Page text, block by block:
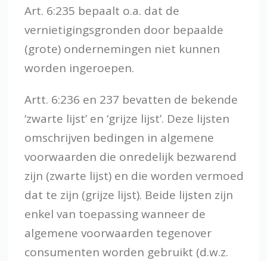
Art. 6:235 bepaalt o.a. dat de
vernietigingsgronden door bepaalde
(grote) ondernemingen niet kunnen
worden ingeroepen.
Artt. 6:236 en 237 bevatten de bekende
‘zwarte lijst’ en ‘grijze lijst’. Deze lijsten
omschrijven bedingen in algemene
voorwaarden die onredelijk bezwarend
zijn (zwarte lijst) en die worden vermoed
dat te zijn (grijze lijst). Beide lijsten zijn
enkel van toepassing wanneer de
algemene voorwaarden tegenover
consumenten worden gebruikt (d.w.z.